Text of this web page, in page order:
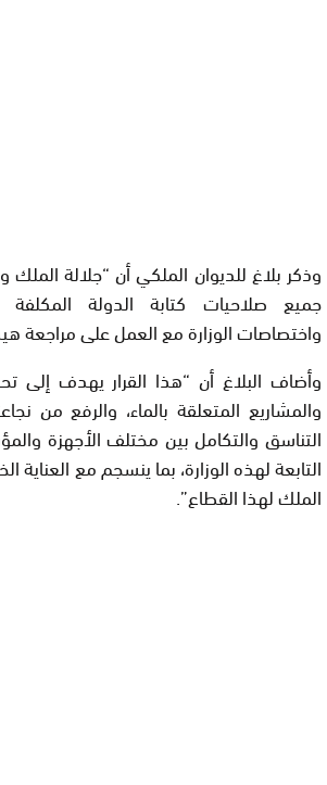
وذكر بلاغ للديوان الملكي أن “جلالة
جميع صلاحيات كتابة الدولة
واختصاصات الوزارة مع العمل على مراجعة
وأضاف البلاغ أن “هذا القرار يهدف إلى
والمشاريع المتعلقة بالماء، والرفع من
التناسق والتكامل بين مختلف الأجهزة
التابعة لهذه الوزارة، بما ينسجم مع العناية
الملك لهذا القطاع”.